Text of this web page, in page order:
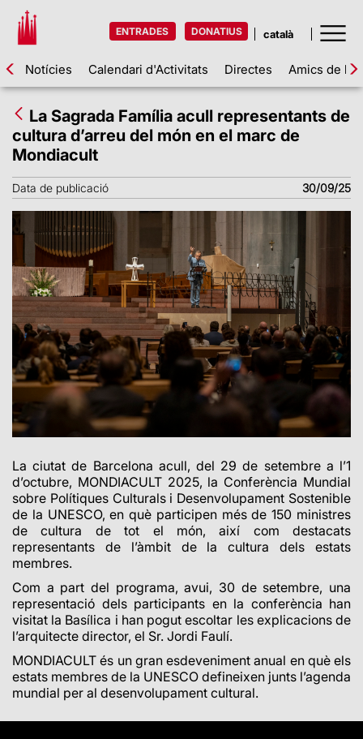
ENTRADES DONATIUS
Notícies Calendari d'Activitats Directes Amics de la
La Sagrada Família acull representants de
cultura d’arreu del món en el marc de
Mondiacult
Data de publicació 30/09/25
La ciutat de Barcelona acull, del 29 de setembre a l’1
d’octubre, MONDIACULT 2025, la Conferència Mundial
sobre Polítiques Culturals i Desenvolupament Sostenible
de la UNESCO, en què participen més de 150 ministres
de cultura de tot el món, així com destacats
representants de l’àmbit de la cultura dels estats
membres.
Com a part del programa, avui, 30 de setembre, una
representació dels participants en la conferència han
visitat la Basílica i han pogut escoltar les explicacions de
l’arquitecte director, el Sr. Jordi Faulí.
MONDIACULT és un gran esdeveniment anual en què els
estats membres de la UNESCO defineixen junts l’agenda
mundial per al desenvolupament cultural.